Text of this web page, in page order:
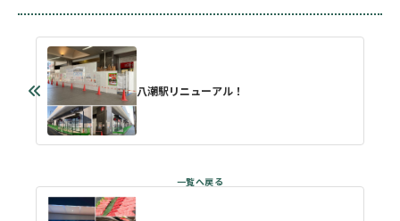
八潮駅リニューアル！